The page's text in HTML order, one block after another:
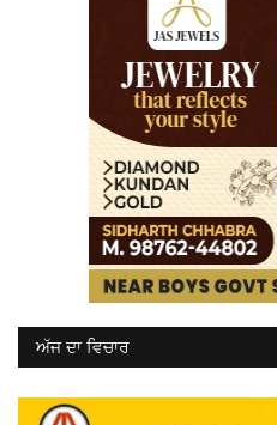
ਅੱਜ ਦਾ ਵਿਚਾਰ